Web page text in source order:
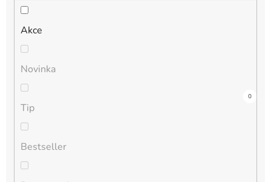
Akce
1
Novinka
0
Tip
0
Bestseller
0
0